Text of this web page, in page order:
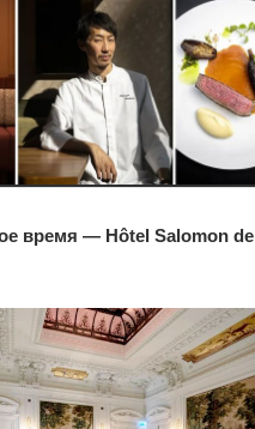
время — Hôtel Salomon de